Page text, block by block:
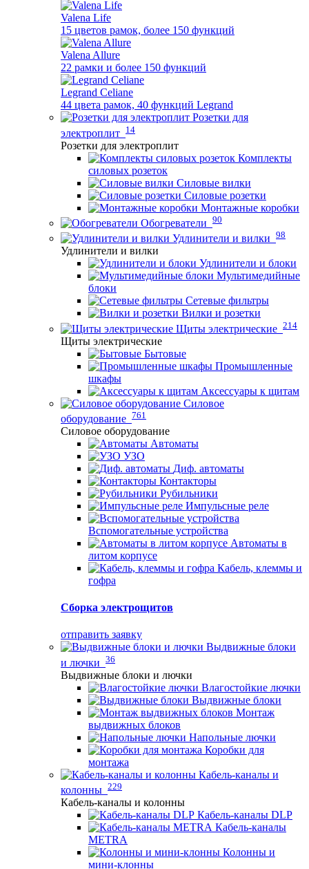
Valena Life
15 цветов рамок, более 150 функций
Valena Allure
22 рамки и более 150 функций
Legrand Celiane
44 цвета рамок, 40 функций Legrand
Розетки для
электроплит 14
Розетки для электроплит
Комплекты
силовых розеток
Силовые вилки
Силовые розетки
Монтажные коробки
Обогреватели 90
Удлинители и вилки 98
Удлинители и вилки
Удлинители и блоки
Мультимедийные
блоки
Сетевые фильтры
Вилки и розетки
Щиты электрические 214
Щиты электрические
Бытовые
Промышленные
шкафы
Аксессуары к щитам
Силовое
оборудование 761
Силовое оборудование
Автоматы
УЗО
Диф. автоматы
Контакторы
Рубильники
Импульсные реле
Вспомогательные устройства
Автоматы в
литом корпусе
Кабель, клеммы и
гофра
Сборка электрощитов
отправить заявку
Выдвижные блоки
и лючки 36
Выдвижные блоки и лючки
Влагостойкие лючки
Выдвижные блоки
Монтаж
выдвижных блоков
Напольные лючки
Коробки для
монтажа
Кабель-каналы и
колонны 229
Кабель-каналы и колонны
Кабель-каналы DLP
Кабель-каналы
METRA
Колонны и
мини-клонны